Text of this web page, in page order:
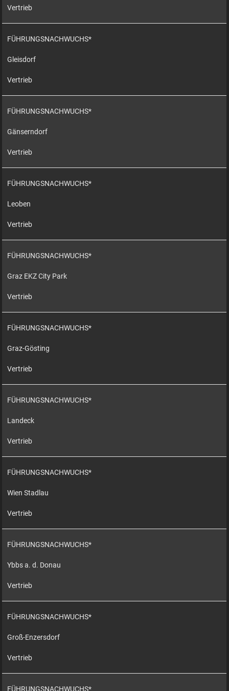
Vertrieb
FÜHRUNGSNACHWUCHS*
Gleisdorf
Vertrieb
FÜHRUNGSNACHWUCHS*
Gänserndorf
Vertrieb
FÜHRUNGSNACHWUCHS*
Leoben
Vertrieb
FÜHRUNGSNACHWUCHS*
Graz EKZ City Park
Vertrieb
FÜHRUNGSNACHWUCHS*
Graz-Gösting
Vertrieb
FÜHRUNGSNACHWUCHS*
Landeck
Vertrieb
FÜHRUNGSNACHWUCHS*
Wien Stadlau
Vertrieb
FÜHRUNGSNACHWUCHS*
Ybbs a. d. Donau
Vertrieb
FÜHRUNGSNACHWUCHS*
Groß-Enzersdorf
Vertrieb
FÜHRUNGSNACHWUCHS*